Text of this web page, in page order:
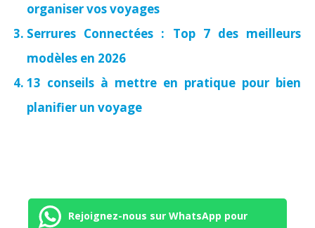
organiser vos voyages
Serrures Connectées : Top 7 des meilleurs
modèles en 2026
13 conseils à mettre en pratique pour bien
planifier un voyage
Rejoignez-nous sur WhatsApp pour